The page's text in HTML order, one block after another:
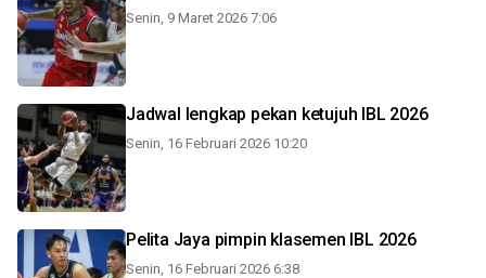
Senin, 9 Maret 2026 7:06
Jadwal lengkap pekan ketujuh IBL 2026
Senin, 16 Februari 2026 10:20
Pelita Jaya pimpin klasemen IBL 2026
Senin, 16 Februari 2026 6:38